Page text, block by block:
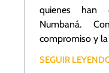
quienes han
Numbaná.
compromiso y
SEGUIR